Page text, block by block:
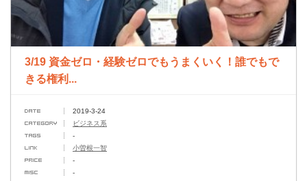
3/19 資金ゼロ・経験ゼロでもうまくいく！誰でもで
きる権利...
2019-3-24
ビジネス系
-
小曽根一智
-
-